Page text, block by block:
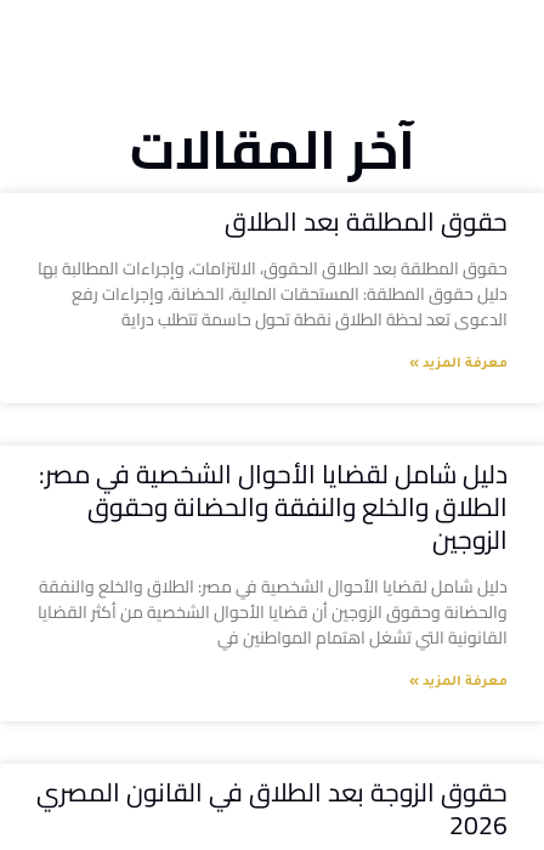
آخر المقالات
حقوق المطلقة بعد الطلاق
حقوق المطلقة بعد الطلاق الحقوق، الالتزامات، وإجراءات المطالبة بها
دليل حقوق المطلقة: المستحقات المالية، الحضانة، وإجراءات رفع
الدعوى تعد لحظة الطلاق نقطة تحول حاسمة تتطلب دراية
معرفة المزيد »
دليل شامل لقضايا الأحوال الشخصية في مصر:
الطلاق والخلع والنفقة والحضانة وحقوق
الزوجين
دليل شامل لقضايا الأحوال الشخصية في مصر: الطلاق والخلع والنفقة
والحضانة وحقوق الزوجين أن قضايا الأحوال الشخصية من أكثر القضايا
القانونية التي تشغل اهتمام المواطنين في
معرفة المزيد »
حقوق الزوجة بعد الطلاق في القانون المصري
2026